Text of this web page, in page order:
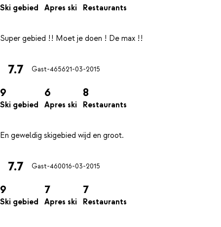
Ski gebied Apres ski Restaurants
7.7 Gast-465621-03-2015
9
Ski gebied
6
Apres ski
8
Restaurants
7.7 Gast-460016-03-2015
9
Ski gebied
7
Apres ski
7
Restaurants